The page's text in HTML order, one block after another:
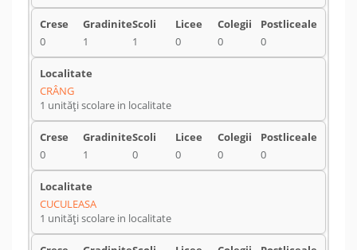
0 1 1 0 0 0
CRÂNG
1 unități scolare in localitate
0 1 0 0 0 0
CUCULEASA
1 unități scolare in localitate